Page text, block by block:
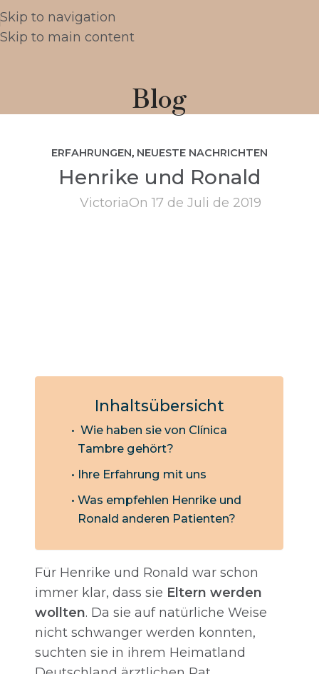
Skip to navigation
Skip to main content
Blog
ERFAHRUNGEN, NEUESTE NACHRICHTEN
Henrike und Ronald
VictoriaOn 17 de Juli de 2019
Inhaltsübersicht
Wie haben sie von Clínica
Tambre gehört?
Ihre Erfahrung mit uns
Was empfehlen Henrike und
Ronald anderen Patienten?
Für Henrike und Ronald war schon
immer klar, dass sie Eltern werden
wollten. Da sie auf natürliche Weise
nicht schwanger werden konnten,
suchten sie in ihrem Heimatland